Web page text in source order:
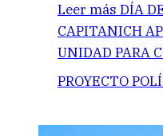
Leer más DÍA
CAPITANICH
UNIDAD PARA
PROYECTO